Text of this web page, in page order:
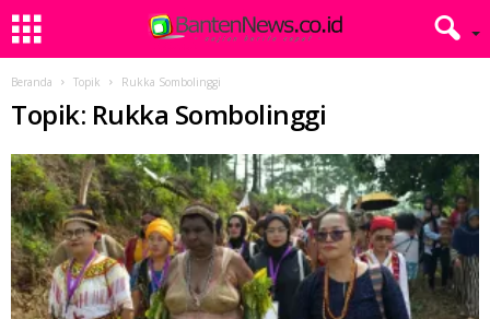
Beranda Topik Rukka Sombolinggi
Topik: Rukka Sombolinggi